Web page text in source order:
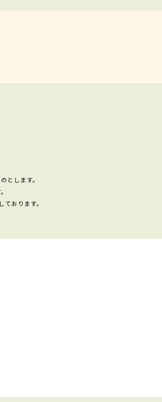
とします。
おります。